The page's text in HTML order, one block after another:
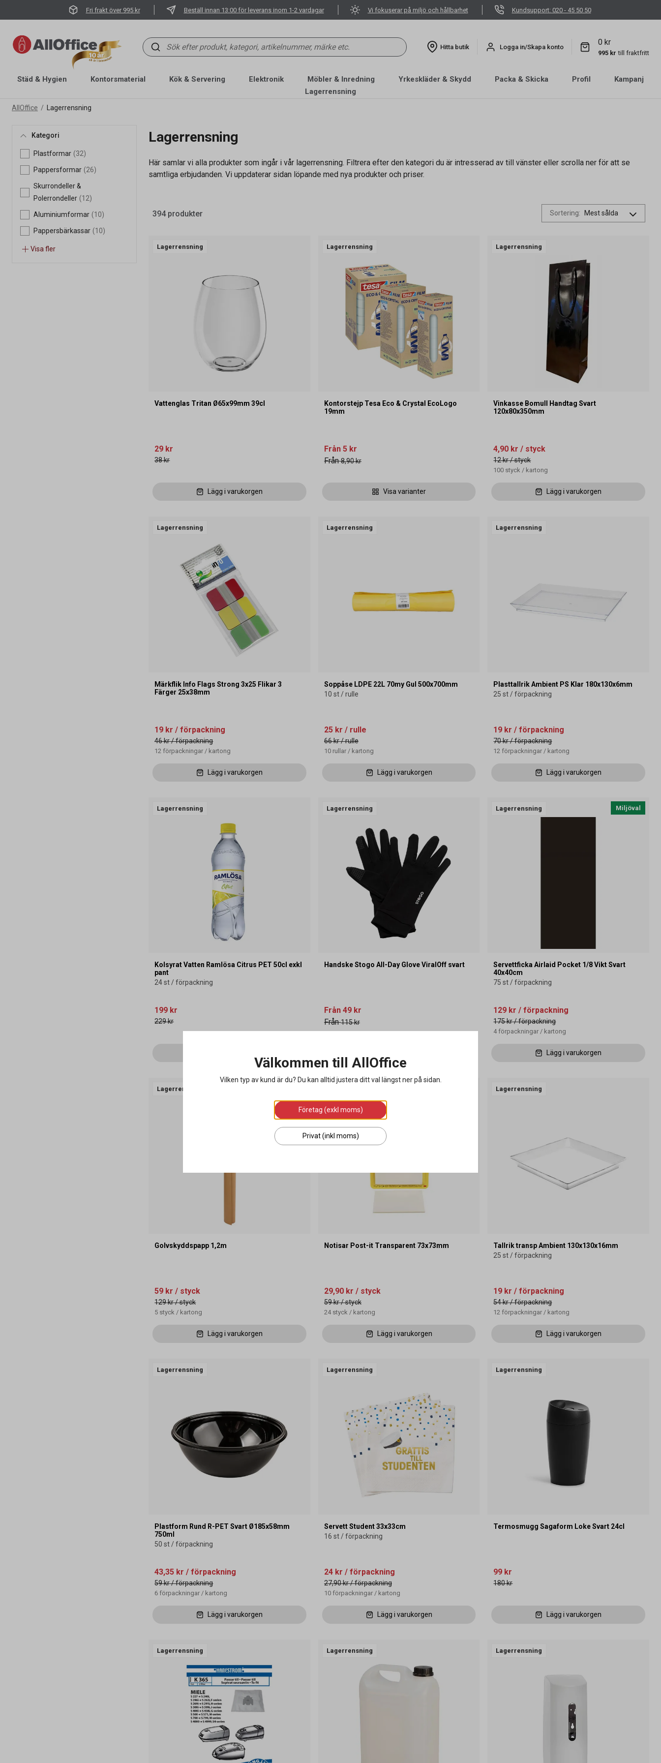
Fri frakt över 995 kr Beställ innan 13:00 för leverans inom 1-2 vardagar Vi fokuserar på miljö och hållbarhet Kundsupport: 020 - 45 50 50
Hitta butik Logga in/Skapa konto
0 kr
995 kr till fraktfritt
Städ & Hygien Kontorsmaterial Kök & Servering Elektronik Möbler & Inredning Yrkeskläder & Skydd Packa & Skicka Profil
Kampanj
Lagerrensning
AllOffice Lagerrensning
Kategori
Plastformar (32)
Pappersformar (26)
Skurrondeller &
Polerrondeller (12)
Aluminiumformar (10)
Pappersbärkassar (10)
Visa fler
Lagerrensning
Här samlar vi alla produkter som ingår i vår lagerrensning. Filtrera efter den kategori du är intresserad av till vänster eller scrolla ner för att se
samtliga erbjudanden. Vi uppdaterar sidan löpande med nya produkter och priser.
394 produkter Sortering:
Lagerrensning
Vattenglas Tritan Ø65x99mm 39cl
29 kr
38 kr
Lägg i varukorgen
Lagerrensning
Kontorstejp Tesa Eco & Crystal EcoLogo
19mm
Från 5 kr
Från 8,90 kr
Visa varianter
Lagerrensning
Vinkasse Bomull Handtag Svart
120x80x350mm
4,90 kr / styck
12 kr/ styck
100 styck / kartong
Lägg i varukorgen
Lagerrensning
Märkflik Info Flags Strong 3x25 Flikar 3
Färger 25x38mm
19 kr / förpackning
46 kr/ förpackning
12 förpackningar / kartong
Lägg i varukorgen
Lagerrensning
Soppåse LDPE 22L 70my Gul 500x700mm
10 st / rulle
25 kr / rulle
66 kr/ rulle
10 rullar/ kartong
Lägg i varukorgen
Lagerrensning
Plasttallrik Ambient PS Klar 180x130x6mm
25 st / förpackning
19 kr / förpackning
70 kr/ förpackning
12 förpackningar / kartong
Lägg i varukorgen
Lagerrensning
Kolsyrat Vatten Ramlösa Citrus PET 50cl exkl
pant
24 st / förpackning
199 kr
229 kr
Lagerrensning
Handske Stogo All-Day Glove ViralOff svart
Från 49 kr
Från 115 kr
Lagerrensning Miljöval
Servettficka Airlaid Pocket 1/8 Vikt Svart
40x40cm
75 st / förpackning
129 kr / förpackning
175 kr/ förpackning
4 förpackningar / kartong
Lägg i varukorgen
Lagerrensning
Golvskyddspapp 1,2m
59 kr / styck
129 kr/ styck
5 styck / kartong
Lägg i varukorgen
Notisar Post-it Transparent 73x73mm
29,90 kr / styck
59 kr/ styck
24 styck / kartong
Lägg i varukorgen
Lagerrensning
Tallrik transp Ambient 130x130x16mm
25 st / förpackning
19 kr / förpackning
54 kr/ förpackning
12 förpackningar / kartong
Lägg i varukorgen
Lagerrensning
Plastform Rund R-PET Svart Ø185x58mm
750ml
50 st / förpackning
43,35 kr / förpackning
59 kr/ förpackning
6 förpackningar / kartong
Lägg i varukorgen
Lagerrensning
Servett Student 33x33cm
16 st / förpackning
24 kr / förpackning
27,90 kr/ förpackning
10 förpackningar/ kartong
Lägg i varukorgen
Lagerrensning
Termosmugg Sagaform Loke Svart 24cl
99 kr
180 kr
Lägg i varukorgen
Lagerrensning Lagerrensning Lagerrensning
Välkommen till AllOffice
Vilken typ av kund är du? Du kan alltid justera ditt val längst ner på sidan.
Företag (exkl moms)
Privat (inkl moms)